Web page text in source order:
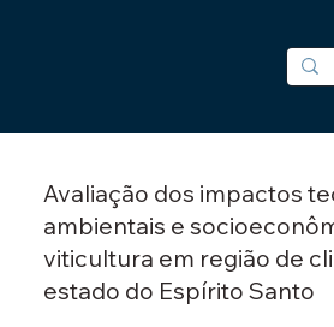
Avaliação dos impactos
ambientais e
viticultura em região de
estado do Espírito Santo